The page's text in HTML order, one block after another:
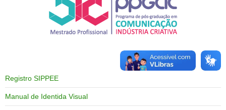
Registro SIPPEE
Manual de Identida Visual